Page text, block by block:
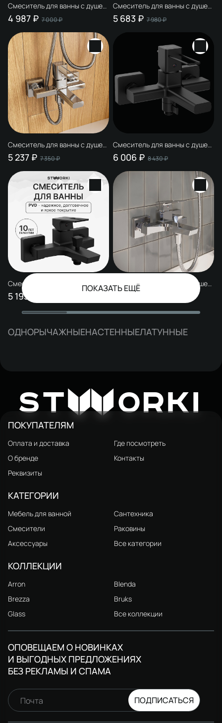
Смеситель для ванны с душем
STWORKI Мосс S43100CR
хром, латунь, современный
4 987 ₽ 7 000 ₽
Смеситель для ванны с душем
STWORKI Мосс S43100BK
матовый черный, латунь,
5 683 ₽ 7 980 ₽
Смеситель для ванны с душем
STWORKI Брамминг S40100CR
хром, латунь, современный
5 237 ₽ 7 350 ₽
Смеситель для ванны с душем
STWORKI Брамминг S40100BK
матовый черный, латунь,
современный
6 006 ₽ 8 430 ₽
Смеситель для ванны с душем
STWORKI Хедмарк S38100BK
матовый черный, латунь,
современный
5 193 ₽
Смеситель для ванны с душем
STWORKI Хедмарк S38100CR
хром, латунь, современный
4 883 ₽
ПОКАЗАТЬ ЕЩЁ
ОДНОРЫЧАЖНЫЕНАСТЕННЫЕЛАТУННЫЕ
STW ORKI
ПОКУПАТЕЛЯМ
Оплата и доставка
Где посмотреть
О бренде
Контакты
Реквизиты
КАТЕГОРИИ
Мебель для ванной
Сантехника
Смесители
Раковины
Аксессуары
Все категории
КОЛЛЕКЦИИ
Arron
Blenda
Brezza
Bruks
Glass
Все коллекции
ОПОВЕЩАЕМ О НОВИНКАХ
И ВЫГОДНЫХ ПРЕДЛОЖЕНИЯХ
БЕЗ РЕКЛАМЫ И СПАМА
Почта ПОДПИСАТЬСЯ